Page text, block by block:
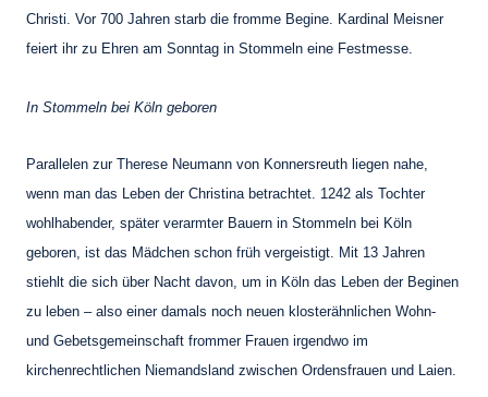
Christi. Vor 700 Jahren starb die fromme Begine. Kardinal Meisner
feiert ihr zu Ehren am Sonntag in Stommeln eine Festmesse.
In Stommeln bei Köln geboren
Parallelen zur Therese Neumann von Konnersreuth liegen nahe,
wenn man das Leben der Christina betrachtet. 1242 als Tochter
wohlhabender, später verarmter Bauern in Stommeln bei Köln
geboren, ist das Mädchen schon früh vergeistigt. Mit 13 Jahren
stiehlt die sich über Nacht davon, um in Köln das Leben der Beginen
zu leben – also einer damals noch neuen klosterähnlichen Wohn-
und Gebetsgemeinschaft frommer Frauen irgendwo im
kirchenrechtlichen Niemandsland zwischen Ordensfrauen und Laien.